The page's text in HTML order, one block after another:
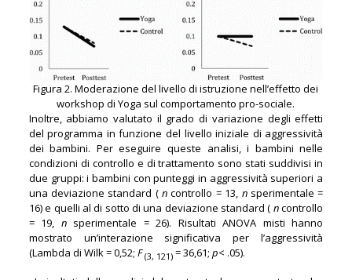
Figura 2. Moderazione del livello di istruzione nell’effetto dei
workshop di Yoga sul comportamento pro-sociale.
Inoltre, abbiamo valutato il grado di variazione degli effetti
del programma in funzione del livello iniziale di aggressività
dei bambini. Per eseguire queste analisi, i bambini nelle
condizioni di controllo e di trattamento sono stati suddivisi in
due gruppi: i bambini con punteggi in aggressività superiori a
una deviazione standard (n controllo = 13, nsperimentale =
16) e quelli al di sotto di una deviazione standard ( ncontrollo
= 19, nsperimentale = 26). Risultati ANOVA misti hanno
mostrato un’interazione significativa per l’aggressività
(Lambda di Wilk = 0,52; F(3, 121)= 36,61; p< .05).